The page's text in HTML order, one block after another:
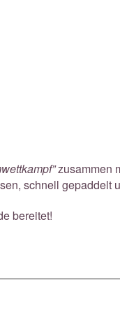
zusammen
schnell gepaddelt
bereitet!